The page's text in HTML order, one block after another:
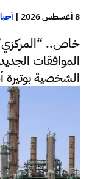
8 أغسطس 2026 |
خاص..
الموافقات
الشخصية بوتيرة